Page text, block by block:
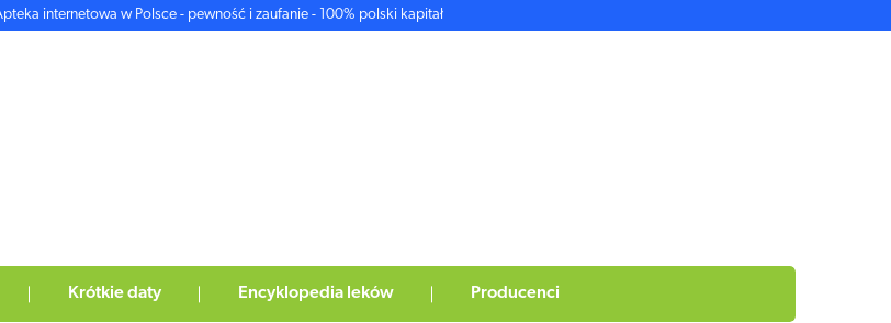
internetowa w Polsce - pewność i zaufanie - 100% polski kapitał
Krótkie daty Encyklopedia leków Producenci